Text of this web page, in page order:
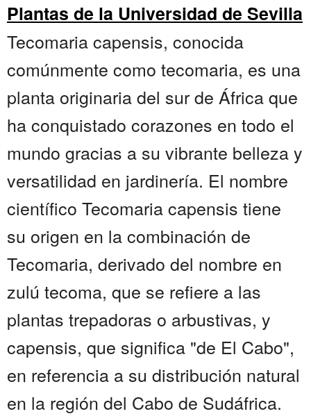
Plantas de la Universidad de Sevilla
Tecomaria capensis, conocida
comúnmente como tecomaria, es una
planta originaria del sur de África que
ha conquistado corazones en todo el
mundo gracias a su vibrante belleza y
versatilidad en jardinería. El nombre
científico Tecomaria capensis tiene
su origen en la combinación de
Tecomaria, derivado del nombre en
zulú tecoma, que se refiere a las
plantas trepadoras o arbustivas, y
capensis, que significa "de El Cabo",
en referencia a su distribución natural
en la región del Cabo de Sudáfrica.